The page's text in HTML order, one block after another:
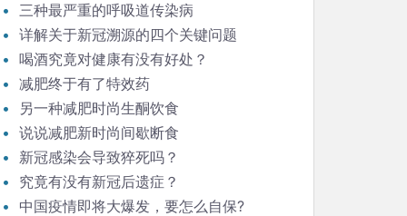
三种最严重的呼吸道传染病
详解关于新冠溯源的四个关键问题
喝酒究竟对健康有没有好处？
减肥终于有了特效药
另一种减肥时尚生酮饮食
说说减肥新时尚间歇断食
新冠感染会导致猝死吗？
究竟有没有新冠后遗症？
中国疫情即将大爆发，要怎么自保?